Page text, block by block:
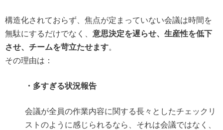
構造化されておらず、焦点が定まっていない会議は時間を
無駄にするだけでなく、 意思決定を遅らせ、生産性を低下
させ、チームを苛立たせます。
その理由は：
・多すぎる状況報告
会議が全員の作業内容に関する長々としたチェックリ
ストのように感じられるなら、それは会議ではなく、